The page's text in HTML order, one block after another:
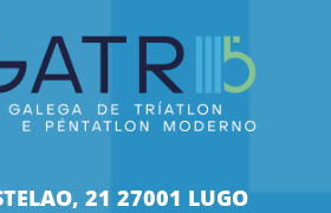
21 27001 LUGO